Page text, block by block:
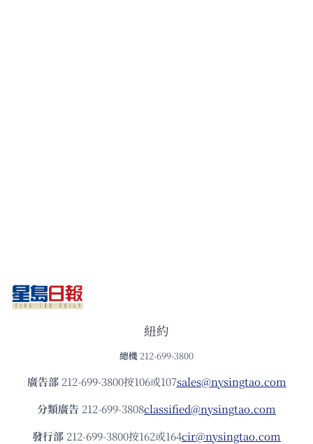
紐約
總機 212-699-3800
廣告部212-699-3800按106或107sales@nysingtao.com
分類廣告 212-699-3808classified@nysingtao.com
發⾏部 212-699-3800按162或164cir@nysingtao.com